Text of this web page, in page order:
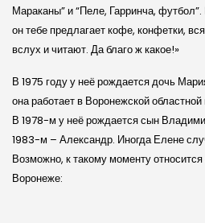
Мараканы” и “Пеле, Гарринча,
он тебе предлагает кофе, конфетки,
вслух и читают. Да благо ж какое!»
В 1975 году у неё рождается дочь
она работает в Воронежской
В 1978-м у неё рождается сын
1983-м – Александр. Иногда Елене
Возможно, к такому моменту
Воронеже: